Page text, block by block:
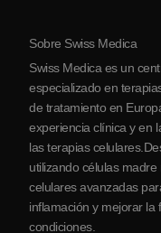
Sobre Serbia
Colaboraciones
Sobre Swiss Medica
Swiss Medica es un
especializado en
de tratamiento en
experiencia clínica y en
las terapias
utilizando células
celulares avanzadas
inflamación y mejorar la
condiciones.